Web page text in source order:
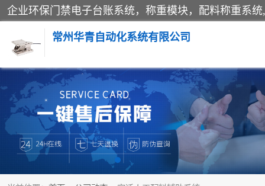
常州华青自动化系统有限公司
称重模块
手工配料系统
自动化配料系统